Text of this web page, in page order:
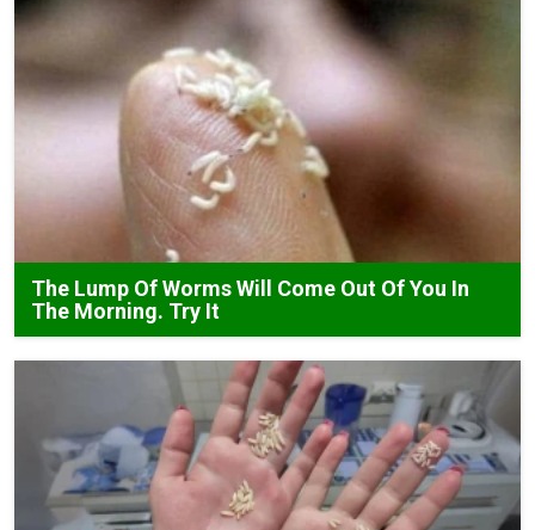
The Lump Of Worms Will Come Out Of You In
The Morning. Try It